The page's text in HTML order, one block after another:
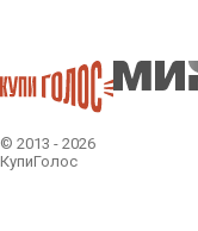
© 2013 - 2026
КупиГолос